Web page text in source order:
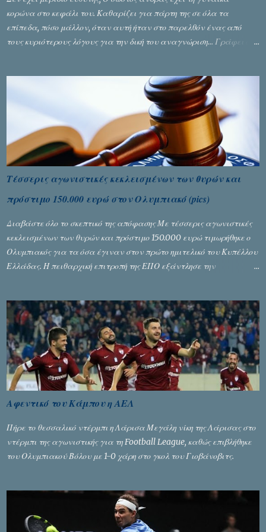
κορώνα στο κεφάλι του. Καθαρίζει για πάρτη της σε όλα τα
επίπεδα, πόσο μάλλον, όταν αυτή ήταν στο παρελθόν ένας από
τους κυριότερους λόγους για την δική του αναγνώριση... Γράφει ο
Τέσσερις αγωνιστικές κεκλεισμένων των θυρών και
πρόστιμο 150.000 ευρώ στον Ολυμπιακό (pics)
Διαβάστε όλο το σκεπτικό της απόφασης Με τέσσερις αγωνιστικές
κεκλεισμένων των θυρών και πρόστιμο 150.000 ευρώ τιμωρήθηκε ο
Ολυμπιακός για τα όσα έγιναν στον πρώτο ημιτελικό του Κυπέλλου
Ελλάδας. Η πειθαρχική επιτροπή της ΕΠΟ εξάντλησε την
αφαίρεσης βαθμών, όπως απαιτούσαν, αφού κάτι τέτοιο δεν ήταν
εφικτό, σύμφωνα με τα στοιχεία...
Αφεντικό του Κάμπου η ΑΕΛ
Πήρε το θεσσαλικό ντέρμπι η Λάρισα Μεγάλη νίκη της Λάρισας στο
ντέρμπι της αγωνιστικής για τη Football League, καθώς επιβλήθηκε
του Ολυμπιακού Βόλου με 1-0 χάρη στο γκολ του Γιοβάνοβιτς.